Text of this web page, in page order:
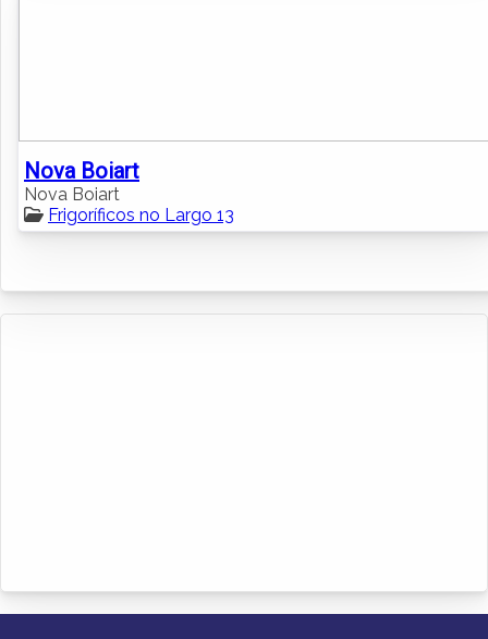
Nova Boiart
Nova Boiart
Frigoríficos no Largo 13